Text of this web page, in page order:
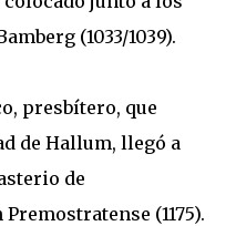
(1033/1039).
presbítero, que
de Hallum, llegó a
de
(1175).